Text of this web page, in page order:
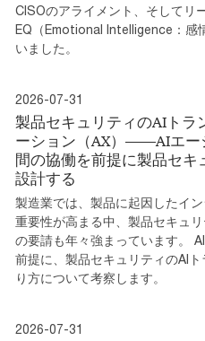
CISOのアライメント、そしてリ
EQ（Emotional Intelligence：感
いました。
2026-07-31
製品セキュリティのAIトラ
ーション（AX）――AIエー
間の協働を前提に製品セキ
設計する
製造業では、製品に起因したイ
重要性が高まる中、製品セキュ
の要請も年々強まっています。
前提に、製品セキュリティのAI
り方について考察します。
2026-07-31